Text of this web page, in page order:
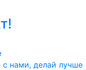
нами, делай лучше